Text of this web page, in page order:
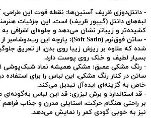
-دانتل‌دوزی ظریف آستین‌ها: نقطه قوت این
لبه‌های دانتل (گیپور ظریف) است. این جزئیات
کشیده‌تر و زیباتر نشان می‌دهد و جلوه‌ای اشرافی
-ساتن فوق‌نرم (Soft Satin):
پارچه این رب‌دوشامبر
شده که علاوه بر ریزش زیبا روی بدن، از تعریق
بسیار لطیف و خنک روی پوست دارد.
-رنگ مشکی عمیق: مشکی همیشه نماد شیک‌پوشی
ساتن در کنار رنگ مشکی، این لباس را برای
خاص به گزینه‌ای ایده‌آل تبدیل می‌کند.
-قد استاندارد و برش لیزری: قد این لباس به‌گونه‌ای
بر راحتی هنگام حرکت، استایلی مدرن و جذاب
نیز به خوبی گودی کمر را نمایش می‌دهد.